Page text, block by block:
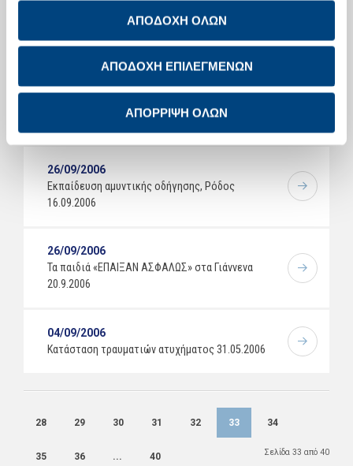
ΑΠΟΔΟΧΗ ΟΛΩΝ
ΑΠΟΔΟΧΗ ΕΠΙΛΕΓΜΕΝΩΝ
ΑΠΟΡΡΙΨΗ ΟΛΩΝ
Εκπαίδευση αμυντικής οδήγησης, Λαμία και Βόλος
23.09.2006
26/09/2006
Σκυροδέματος - Υδροχλωρικό οξύ
26/09/2006
Εκπαίδευση αμυντικής οδήγησης, Ρόδος
16.09.2006
26/09/2006
Τα παιδιά «ΕΠΑΙΞΑΝ ΑΣΦΑΛΩΣ» στα Γιάννενα
20.9.2006
04/09/2006
Κατάσταση τραυματιών ατυχήματος 31.05.2006
28 29 30 31 32 33 34
35 36 ... 40 Σελίδα 33 από 40